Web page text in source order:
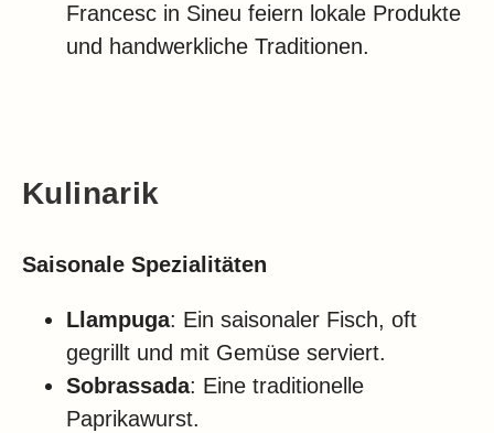
Francesc in Sineu feiern lokale Produkte
und handwerkliche Traditionen.
Kulinarik
Saisonale Spezialitäten
Llampuga: Ein saisonaler Fisch, oft
gegrillt und mit Gemüse serviert.
Sobrassada: Eine traditionelle
Paprikawurst.